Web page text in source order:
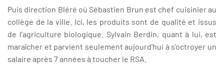
Puis direction Bléré où Sébastien Brun est chef cuisinier au
collège de la ville. Ici, les produits sont de qualité et issus
de l’agriculture biologique. Sylvain Berdin, quant à lui, est
maraîcher et parvient seulement aujourd'hui à s’octroyer un
salaire après 7 années à toucher le RSA.